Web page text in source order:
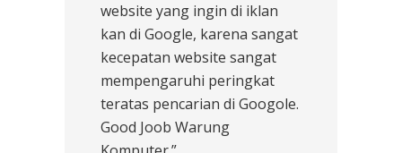
website yang ingin di iklan
kan di Google, karena sangat
kecepatan website sangat
mempengaruhi peringkat
teratas pencarian di Googole.
Good Joob Warung